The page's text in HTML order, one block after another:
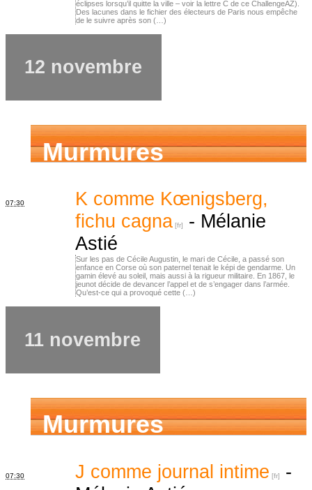
éclipses lorsqu’il quitte la ville – voir la lettre C de ce ChallengeAZ).
Des lacunes dans le fichier des électeurs de Paris nous empêche
de le suivre après son (…)
12 novembre
Murmures
d’ancêtres
07:30
K comme Kœnigsberg,
fichu cagna
- Mélanie
Astié
Sur les pas de Cécile Augustin, le mari de Cécile, a passé son
enfance en Corse où son paternel tenait le képi de gendarme. Un
gamin élevé au soleil, mais aussi à la rigueur militaire. En 1867, le
jeunot décide de devancer l’appel et de s’engager dans l’armée.
Qu’est-ce qui a provoqué cette (…)
11 novembre
Murmures
d’ancêtres
07:30 J comme journal intime
-